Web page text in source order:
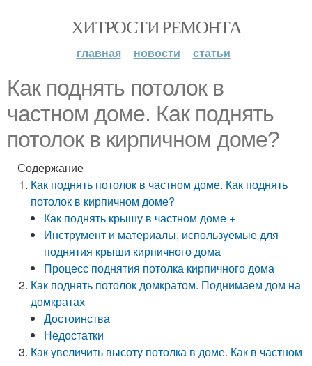
ХИТРОСТИ РЕМОНТА
главная новости статьи
Как поднять потолок в
частном доме. Как поднять
потолок в кирпичном доме?
Содержание
Как поднять потолок в частном доме. Как поднять
потолок в кирпичном доме?
Как поднять крышу в частном доме +
Инструмент и материалы, используемые для
поднятия крыши кирпичного дома
Процесс поднятия потолка кирпичного дома
Как поднять потолок домкратом. Поднимаем дом на
домкратах
Достоинства
Недостатки
Как увеличить высоту потолка в доме. Как в частном